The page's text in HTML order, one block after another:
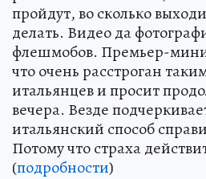
пройдут, во сколько
делать. Видео да
флешмобов. Премьер-
что очень расстроган
итальянцев и просит
вечера. Везде
итальянский способ
Потому что страха
(подробности)